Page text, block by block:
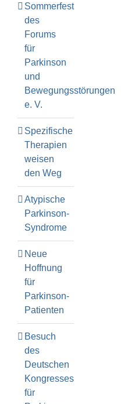
Sommerfest
des
Forums
für
Parkinson
und
Bewegungsstörungen
e. V.
Spezifische
Therapien
weisen
den Weg
Atypische
Parkinson-
Syndrome
Neue
Hoffnung
für
Parkinson-
Patienten
Besuch
des
Deutschen
Kongresses
für